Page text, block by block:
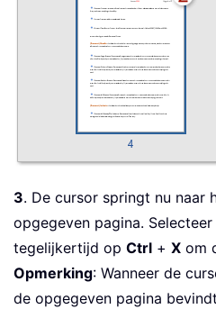
3. De cursor springt nu naar
opgegeven pagina.
tegelijkertijd op Ctrl + X om
Opmerking: Wanneer de
de opgegeven pagina